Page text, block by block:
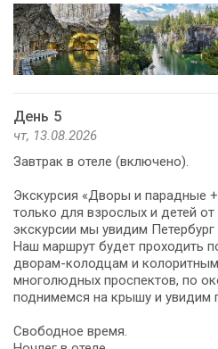
День 5
чт, 13.08.2026
Завтрак в отеле (включено).
Экскурсия «Дворы и парадные
только для взрослых и детей
экскурсии мы увидим Петербург
Наш маршрут будет проходить
дворам-колодцам и
многолюдных проспектов, по
поднимемся на крышу и увидим
Свободное время.